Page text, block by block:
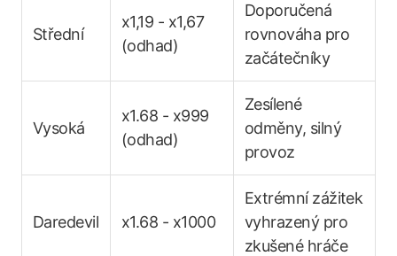
Střední
x1,19 - x1,67
(odhad)
Doporučená
rovnováha pro
začátečníky
Vysoká
x1.68 - x999
(odhad)
Zesílené
odměny, silný
provoz
Daredevil x1.68 - x1000
Extrémní zážitek
vyhrazený pro
zkušené hráče